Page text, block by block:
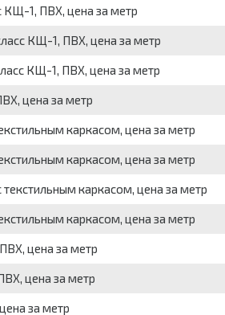
КЩ-1, ПВХ, цена за метр
КЩ-1, ПВХ, цена за метр
КЩ-1, ПВХ, цена за метр
цена за метр
каркасом, цена за метр
каркасом, цена за метр
каркасом, цена за метр
каркасом, цена за метр
цена за метр
цена за метр
за метр